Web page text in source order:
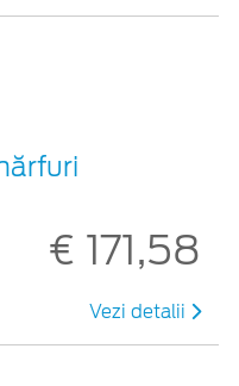
€ 171,58
Vezi detalii